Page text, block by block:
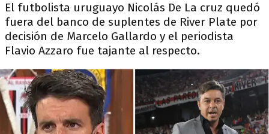
El futbolista uruguayo Nicolás De La cruz quedó
fuera del banco de suplentes de River Plate por
decisión de Marcelo Gallardo y el periodista
Flavio Azzaro fue tajante al respecto.